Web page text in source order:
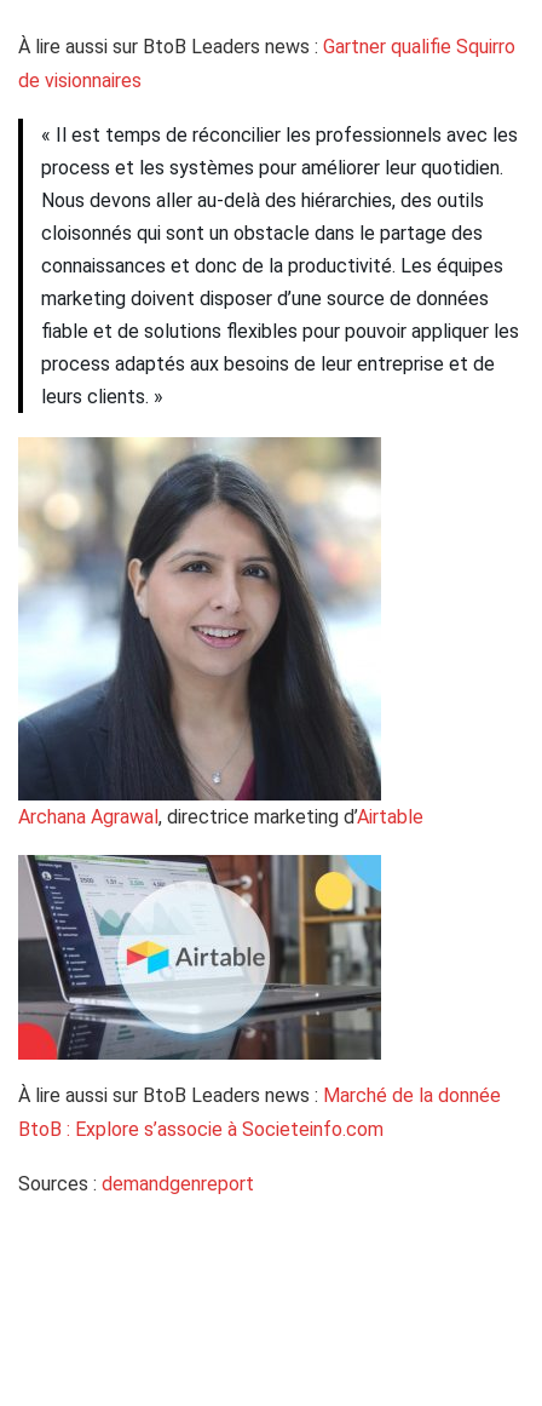
À lire aussi sur BtoB Leaders news : Gartner qualifie Squirro
de visionnaires
« Il est temps de réconcilier les professionnels avec les
process et les systèmes pour améliorer leur quotidien.
Nous devons aller au-delà des hiérarchies, des outils
cloisonnés qui sont un obstacle dans le partage des
connaissances et donc de la productivité. Les équipes
marketing doivent disposer d’une source de données
fiable et de solutions flexibles pour pouvoir appliquer les
process adaptés aux besoins de leur entreprise et de
leurs clients. »
Archana Agrawal , directrice marketing d’Airtable
À lire aussi sur BtoB Leaders news : Marché de la donnée
BtoB : Explore s’associe à Societeinfo.com
Sources : demandgenreport